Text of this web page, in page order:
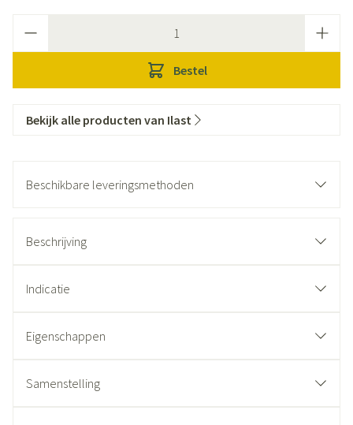
Bestel
Bekijk alle producten van Ilast
Beschikbare leveringsmethoden
Beschrijving
Indicatie
Eigenschappen
Samenstelling